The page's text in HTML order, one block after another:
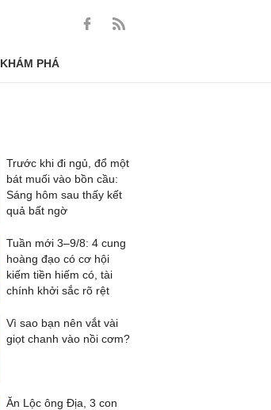
KHÁM PHÁ
Trước khi đi ngủ, đổ một
bát muối vào bồn cầu:
Sáng hôm sau thấy kết
quả bất ngờ
Tuần mới 3–9/8: 4 cung
hoàng đạo có cơ hội
kiếm tiền hiếm có, tài
chính khởi sắc rõ rệt
Vì sao bạn nên vắt vài
giọt chanh vào nồi cơm?
Ăn Lộc ông Địa, 3 con